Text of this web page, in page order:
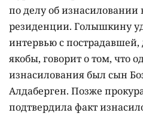
по делу об изнасиловании
резиденции. Голышкину
интервью с
якобы, говорит о том, что
изнасилования был сын
Алдаберген. Позже
подтвердила факт